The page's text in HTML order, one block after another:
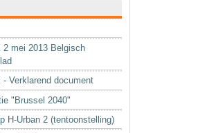
2 mei 2013 Belgisch
- Verklarend document
"Brussel 2040"
H-Urban 2 (tentoonstelling)